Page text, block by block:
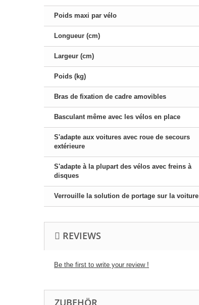
Poids maxi par vélo
Longueur (cm)
Largeur (cm)
Poids (kg)
Bras de fixation de cadre amovibles
Basculant même avec les vélos en place
S'adapte aux voitures avec roue de secours
extérieure
S'adapte à la plupart des vélos avec freins à
disques
Verrouille la solution de portage sur la voiture
REVIEWS
Be the first to write your review !
ZUBEHÖR